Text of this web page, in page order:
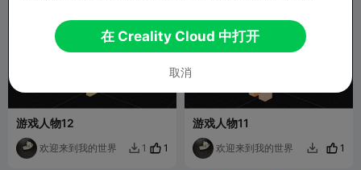
游戏人物12
欢迎来到我的世界  1 1
游戏人物11
欢迎来到我的世界  1
在 Creality Cloud 中打开
取消